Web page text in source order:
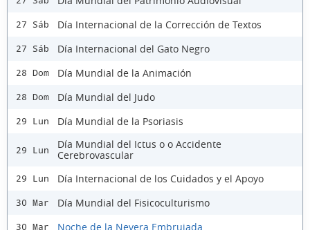
27 Sáb Día Internacional de la Corrección de Textos
27 Sáb Día Internacional del Gato Negro
28 Dom Día Mundial de la Animación
28 Dom Día Mundial del Judo
29 Lun Día Mundial de la Psoriasis
29 Lun
Día Mundial del Ictus o o Accidente
Cerebrovascular
29 Lun Día Internacional de los Cuidados y el Apoyo
30 Mar Día Mundial del Fisicoculturismo
30 Mar Noche de la Nevera Embrujada